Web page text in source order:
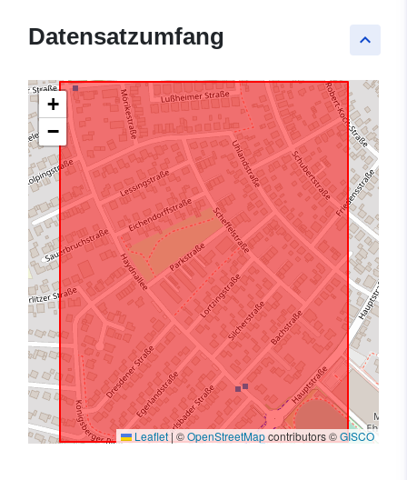
keyboard_arrow_up
Datensatzumfang
+
−
Leaflet | ©OpenStreetMapcontributors ©GISCO